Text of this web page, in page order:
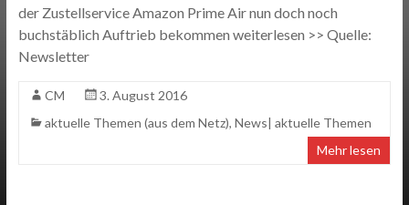
der Zustellservice Amazon Prime Air nun doch noch
buchstäblich Auftrieb bekommen weiterlesen >> Quelle:
Newsletter
CM
3. August 2016
aktuelle Themen (aus dem Netz), News| aktuelle Themen
Mehr lesen